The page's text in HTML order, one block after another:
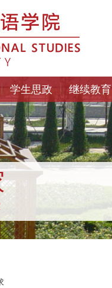
学生思政 继续教育